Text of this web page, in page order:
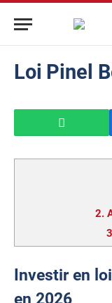
Loi Pinel
2.
Investir en
en 2026